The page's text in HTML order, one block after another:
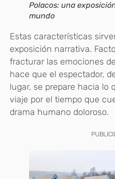
Polacos: una
mundo
Estas características
exposición narrativa.
fracturar las emociones
hace que el espectador,
lugar, se prepare hacia lo
viaje por el tiempo que
drama humano doloroso.